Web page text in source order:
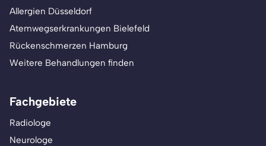
Allergien Düsseldorf
Atemwegserkrankungen Bielefeld
Rückenschmerzen Hamburg
Weitere Behandlungen finden
Fachgebiete
Radiologe
Neurologe